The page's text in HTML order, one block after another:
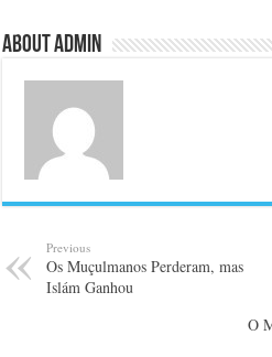
About admin
Previous
Os Muçulmanos Perderam, mas
Islám Ganhou
O